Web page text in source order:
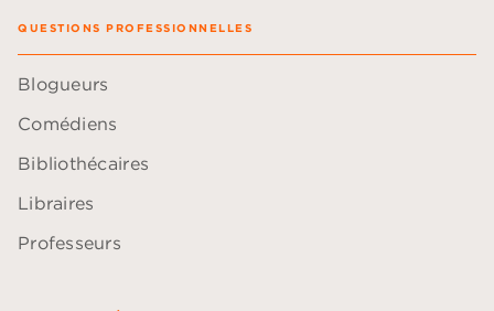
QUESTIONS PROFESSIONNELLES
Blogueurs
Comédiens
Bibliothécaires
Libraires
Professeurs